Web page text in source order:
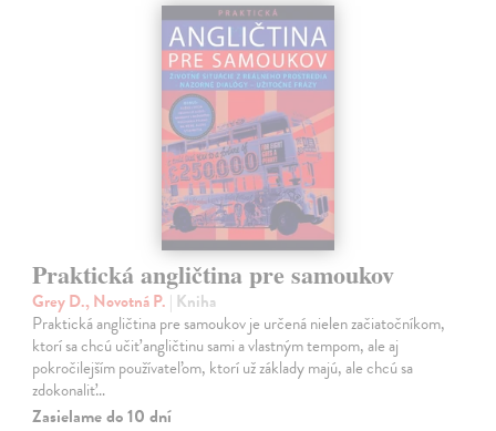
Praktická angličtina pre samoukov
Grey D., Novotná P. | Kniha
Praktická angličtina pre samoukov je určená nielen začiatočníkom,
ktorí sa chcú učiť angličtinu sami a vlastným tempom, ale aj
pokročilejším používateľom, ktorí už základy majú, ale chcú sa
zdokonaliť…
Zasielame do 10 dní